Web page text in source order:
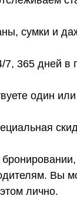
сумки и
7, 365 дней
один
Вы
лично.